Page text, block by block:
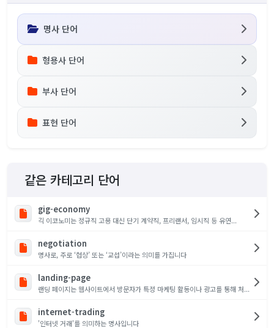
명사 단어
형용사 단어
부사 단어
표현 단어
같은 카테고리 단어
gig-economy
긱 이코노미는 정규직 고용 대신 단기 계약직, 프리랜서, 임시직 등 유연...
negotiation
명사로, 주로 ‘협상’ 또는 ‘교섭’이라는 의미를 가집니다
landing-page
랜딩 페이지는 웹사이트에서 방문자가 특정 마케팅 활동이나 광고를 통해 처...
internet-trading
'인터넷 거래'를 의미하는 명사입니다